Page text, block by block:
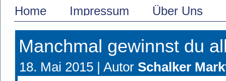
Home Impressum Über Uns
Manchmal gewinnst du
18. Mai 2015 | Autor Schalker